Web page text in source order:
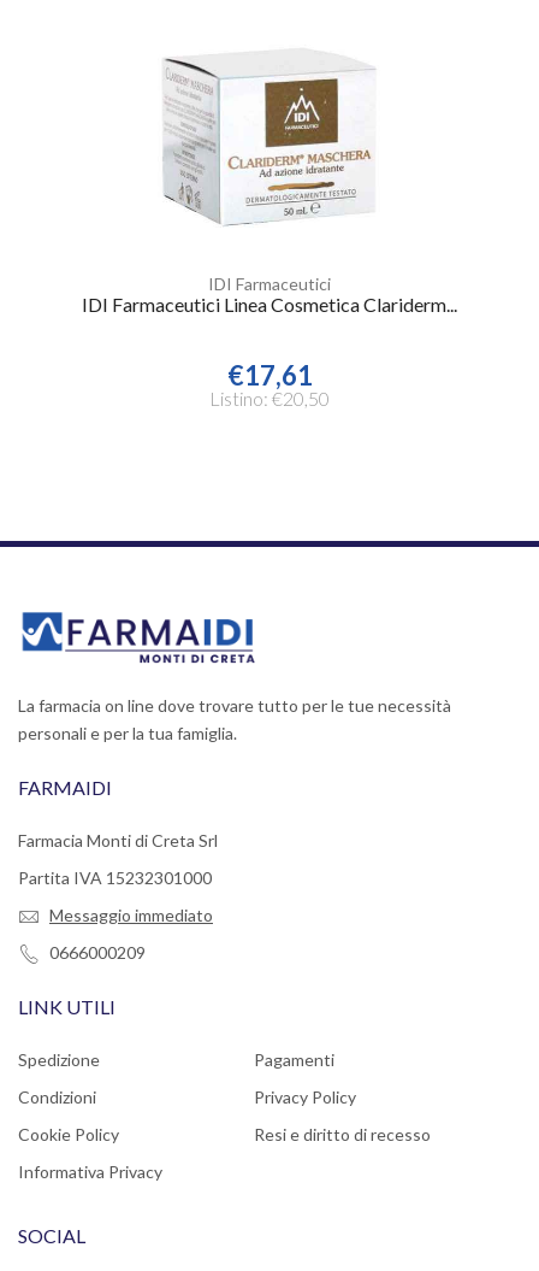
IDI Farmaceutici
IDI Farmaceutici Linea Cosmetica Clariderm...
€17,61
Listino: €20,50
La farmacia on line dove trovare tutto per le tue necessità
personali e per la tua famiglia.
FARMAIDI
Farmacia Monti di Creta Srl
Partita IVA 15232301000
Messaggio immediato
0666000209
LINK UTILI
Spedizione
Pagamenti
Condizioni
Privacy Policy
Cookie Policy
Resi e diritto di recesso
Informativa Privacy
SOCIAL